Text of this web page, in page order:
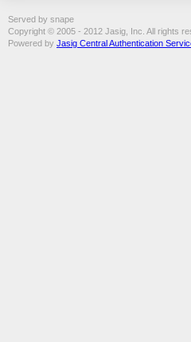
Served by snape
Copyright © 2005 - 2012 Jasig, Inc. All rights
Powered by Jasig Central Authentication